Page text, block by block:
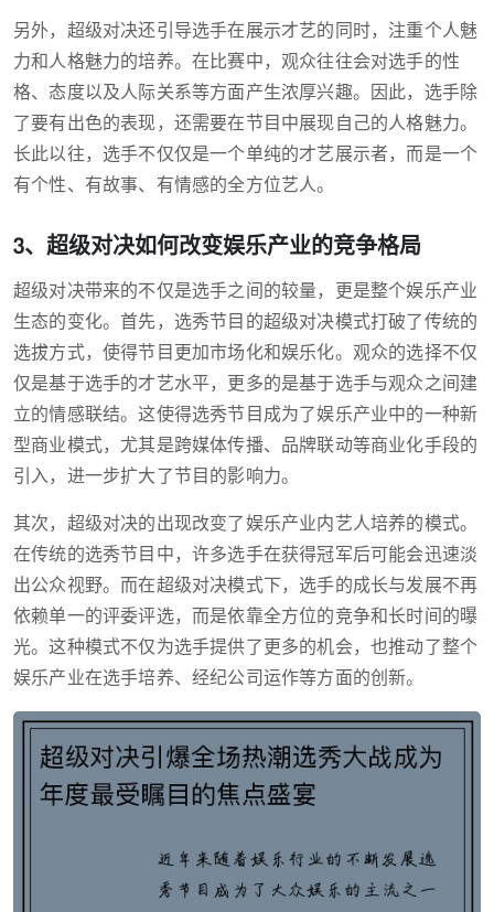
另外，超级对决还引导选手在展示才艺的同时，注重个人魅
力和人格魅力的培养。在比赛中，观众往往会对选手的性
格、态度以及人际关系等方面产生浓厚兴趣。因此，选手除
了要有出色的表现，还需要在节目中展现自己的人格魅力。
长此以往，选手不仅仅是一个单纯的才艺展示者，而是一个
有个性、有故事、有情感的全方位艺人。
3、超级对决如何改变娱乐产业的竞争格局
超级对决带来的不仅是选手之间的较量，更是整个娱乐产业
生态的变化。首先，选秀节目的超级对决模式打破了传统的
选拔方式，使得节目更加市场化和娱乐化。观众的选择不仅
仅是基于选手的才艺水平，更多的是基于选手与观众之间建
立的情感联结。这使得选秀节目成为了娱乐产业中的一种新
型商业模式，尤其是跨媒体传播、品牌联动等商业化手段的
引入，进一步扩大了节目的影响力。
其次，超级对决的出现改变了娱乐产业内艺人培养的模式。
在传统的选秀节目中，许多选手在获得冠军后可能会迅速淡
出公众视野。而在超级对决模式下，选手的成长与发展不再
依赖单一的评委评选，而是依靠全方位的竞争和长时间的曝
光。这种模式不仅为选手提供了更多的机会，也推动了整个
娱乐产业在选手培养、经纪公司运作等方面的创新。